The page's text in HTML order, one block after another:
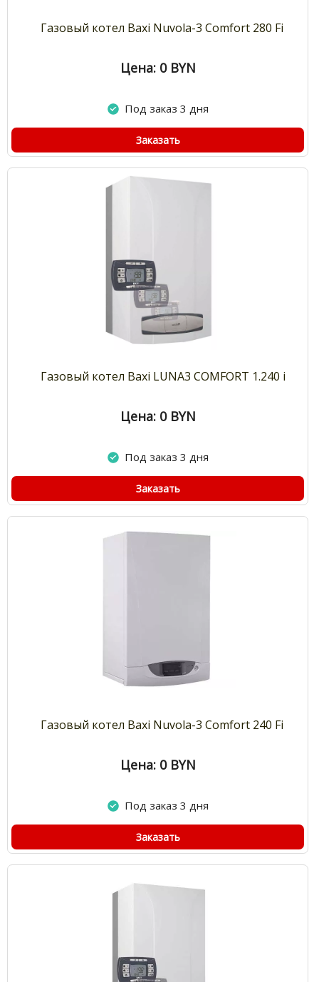
Газовый котел Baxi Nuvola-3 Comfort 280 Fi
Цена: 0 BYN
Под заказ 3 дня
Заказать
Газовый котел Baxi LUNA3 COMFORT 1.240 i
Цена: 0 BYN
Под заказ 3 дня
Заказать
Газовый котел Baxi Nuvola-3 Comfort 240 Fi
Цена: 0 BYN
Под заказ 3 дня
Заказать